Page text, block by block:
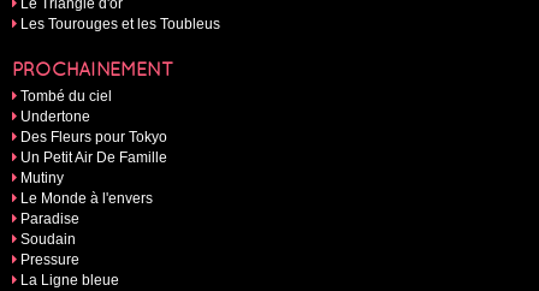
Le Triangle d'or
Les Tourouges et les Toubleus
PROCHAINEMENT
Tombé du ciel
Undertone
Des Fleurs pour Tokyo
Un Petit Air De Famille
Mutiny
Le Monde à l'envers
Paradise
Soudain
Pressure
La Ligne bleue